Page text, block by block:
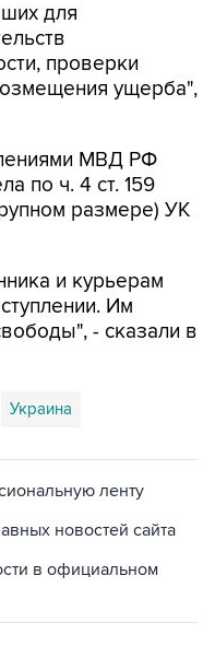
для
проверки
ущерба",
МВД РФ
по ч. 4 ст. 159
размере) УК
и курьерам
Им
- сказали в
Украина
ленту
новостей сайта
в официальном